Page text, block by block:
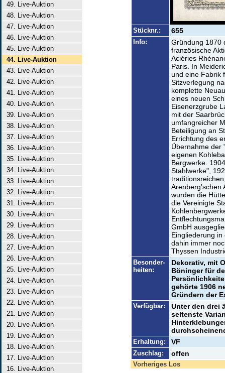
49. Live-Auktion
48. Live-Auktion
47. Live-Auktion
46. Live-Auktion
45. Live-Auktion
44. Live-Auktion
43. Live-Auktion
42. Live-Auktion
41. Live-Auktion
40. Live-Auktion
39. Live-Auktion
38. Live-Auktion
37. Live-Auktion
36. Live-Auktion
35. Live-Auktion
34. Live-Auktion
33. Live-Auktion
32. Live-Auktion
31. Live-Auktion
30. Live-Auktion
29. Live-Auktion
28. Live-Auktion
27. Live-Auktion
26. Live-Auktion
25. Live-Auktion
24. Live-Auktion
23. Live-Auktion
22. Live-Auktion
21. Live-Auktion
20. Live-Auktion
19. Live-Auktion
18. Live-Auktion
17. Live-Auktion
16. Live-Auktion
Stücknr.: 655
Info:
Gründung 1870
französische
Aciéries
Paris. In
und eine Fabrik
Sitzverlegung
komplette
eines neuen
Eisenerzgrube
mit der
umfangreicher
Beteiligung an
Errichtung des
Übernahme der
eigenen
Bergwerke.
Stahlwerke",
Arenberg'schen
wurden die
die Vereinigte
GmbH
Eingliederung
dahin immer
Thyssen
Besonder-
heiten:
Dekorativ, mit
Böninger für
gehörte 1906
Gründern der
Verfügbar:
Unter den drei
seltenste
Erhaltung: VF
Zuschlag: offen
Vorheriges Los